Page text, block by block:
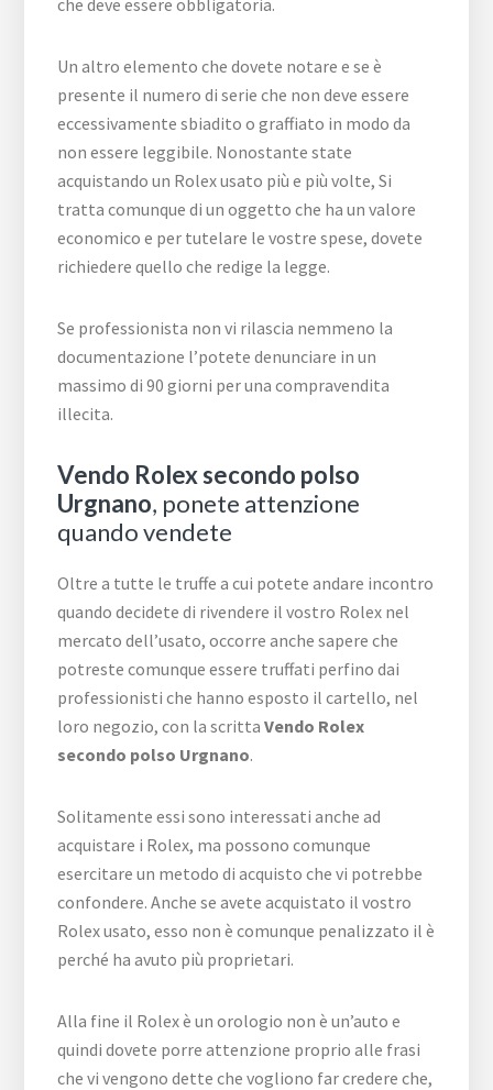
Un altro elemento che dovete notare e se è
presente il numero di serie che non deve essere
eccessivamente sbiadito o graffiato in modo da
non essere leggibile. Nonostante state
acquistando un Rolex usato più e più volte, Si
tratta comunque di un oggetto che ha un valore
economico e per tutelare le vostre spese, dovete
richiedere quello che redige la legge.
Se professionista non vi rilascia nemmeno la
documentazione l’potete denunciare in un
massimo di 90 giorni per una compravendita
illecita.
Vendo Rolex secondo polso
Urgnano, ponete attenzione
quando vendete
Oltre a tutte le truffe a cui potete andare incontro
quando decidete di rivendere il vostro Rolex nel
mercato dell’usato, occorre anche sapere che
potreste comunque essere truffati perfino dai
professionisti che hanno esposto il cartello, nel
loro negozio, con la scrittaVendo Rolex
secondo polso Urgnano.
Solitamente essi sono interessati anche ad
acquistare i Rolex, ma possono comunque
esercitare un metodo di acquisto che vi potrebbe
confondere. Anche se avete acquistato il vostro
Rolex usato, esso non è comunque penalizzato il è
perché ha avuto più proprietari.
Alla fine il Rolex è un orologio non è un’auto e
quindi dovete porre attenzione proprio alle frasi
che vi vengono dette che vogliono far credere che,